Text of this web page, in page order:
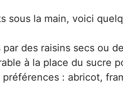
sous la main, voici
des raisins secs ou
à la place du sucre
: abricot,